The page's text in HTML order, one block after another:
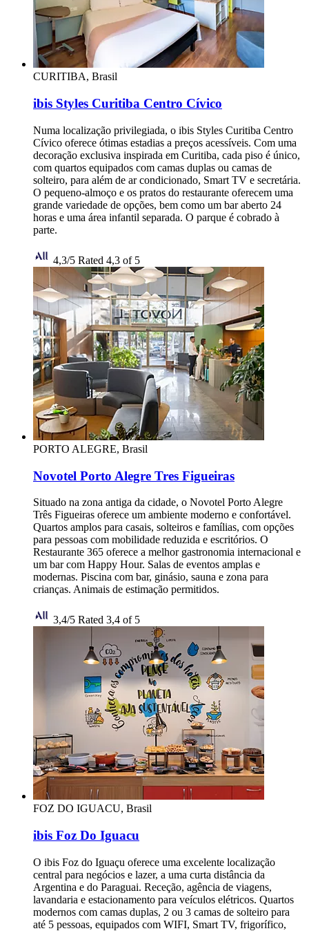
CURITIBA, Brasil
ibis Styles Curitiba Centro Cívico
Numa localização privilegiada, o ibis Styles Curitiba Centro
Cívico oferece ótimas estadias a preços acessíveis. Com uma
decoração exclusiva inspirada em Curitiba, cada piso é único,
com quartos equipados com camas duplas ou camas de
solteiro, para além de ar condicionado, Smart TV e secretária.
O pequeno-almoço e os pratos do restaurante oferecem uma
grande variedade de opções, bem como um bar aberto 24
horas e uma área infantil separada. O parque é cobrado à
parte.
4,3/5 Rated 4,3 of 5
PORTO ALEGRE, Brasil
Novotel Porto Alegre Tres Figueiras
Situado na zona antiga da cidade, o Novotel Porto Alegre
Três Figueiras oferece um ambiente moderno e confortável.
Quartos amplos para casais, solteiros e famílias, com opções
para pessoas com mobilidade reduzida e escritórios. O
Restaurante 365 oferece a melhor gastronomia internacional e
um bar com Happy Hour. Salas de eventos amplas e
modernas. Piscina com bar, ginásio, sauna e zona para
crianças. Animais de estimação permitidos.
3,4/5 Rated 3,4 of 5
FOZ DO IGUACU, Brasil
ibis Foz Do Iguacu
O ibis Foz do Iguaçu oferece uma excelente localização
central para negócios e lazer, a uma curta distância da
Argentina e do Paraguai. Receção, agência de viagens,
lavandaria e estacionamento para veículos elétricos. Quartos
modernos com camas duplas, 2 ou 3 camas de solteiro para
até 5 pessoas, equipados com WIFI, Smart TV, frigorífico,